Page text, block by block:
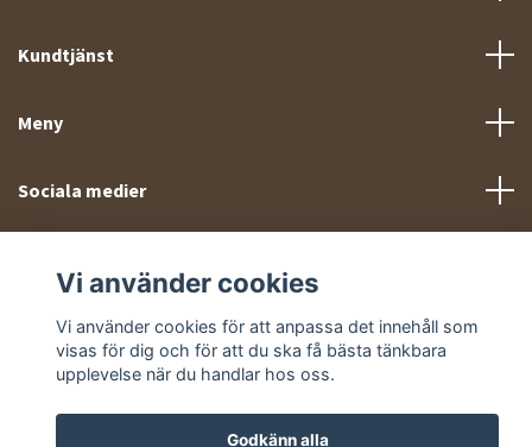
Kundtjänst
Meny
Sociala medier
© 2026 Takprofiler.se
Vi använder cookies
Vi använder cookies för att anpassa det innehåll som
visas för dig och för att du ska få bästa tänkbara
upplevelse när du handlar hos oss.
Godkänn alla